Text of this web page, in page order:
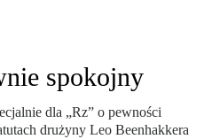
spokojny
dla „Rz” o pewności
drużyny Leo Beenhakkera